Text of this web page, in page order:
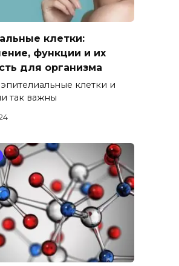
клетки:
функции и их
для организма
клетки и
так важны